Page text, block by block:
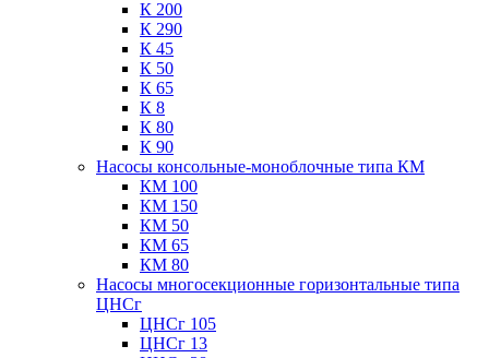
К 200
К 290
К 45
К 50
К 65
К 8
К 80
К 90
Насосы консольные-моноблочные типа КМ
КМ 100
КМ 150
КМ 50
КМ 65
КМ 80
Насосы многосекционные горизонтальные типа
ЦНСг
ЦНСг 105
ЦНСг 13